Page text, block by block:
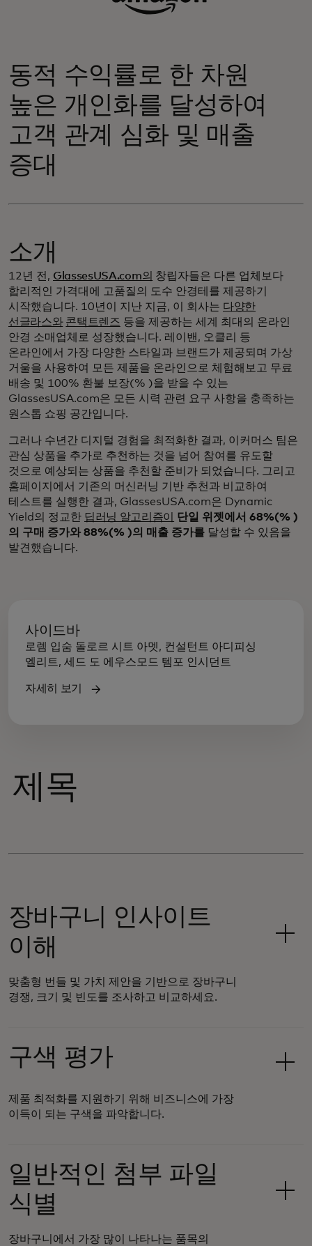
동적 수익률로 한 차원
높은 개인화를 달성하여
고객 관계 심화 및 매출
증대
소개
12년 전, GlassesUSA.com의 창립자들은 다른 업체보다
합리적인 가격대에 고품질의 도수 안경테를 제공하기
시작했습니다. 10년이 지난 지금, 이 회사는 다양한
선글라스와 콘택트렌즈 등을 제공하는 세계 최대의 온라인
안경 소매업체로 성장했습니다. 레이밴, 오클리 등
온라인에서 가장 다양한 스타일과 브랜드가 제공되며 가상
거울을 사용하여 모든 제품을 온라인으로 체험해보고 무료
배송 및 100% 환불 보장(% )을 받을 수 있는
GlassesUSA.com은 모든 시력 관련 요구 사항을 충족하는
원스톱 쇼핑 공간입니다.
그러나 수년간 디지털 경험을 최적화한 결과, 이커머스 팀은
관심 상품을 추가로 추천하는 것을 넘어 참여를 유도할
것으로 예상되는 상품을 추천할 준비가 되었습니다. 그리고
홈페이지에서 기존의 머신러닝 기반 추천과 비교하여
테스트를 실행한 결과, GlassesUSA.com은 Dynamic
Yield의 정교한 딥러닝 알고리즘이
단일 위젯에서 68%(% )
의 구매 증가와 88%(% )의 매출 증가를 달성할 수 있음을
발견했습니다.
사이드바
로렘 입숨 돌로르 시트 아멧, 컨설턴트 아디피싱
엘리트, 세드 도 에우스모드 템포 인시던트
자세히 보기
제목
장바구니 인사이트
이해
맞춤형 번들 및 가치 제안을 기반으로 장바구니
경쟁, 크기 및 빈도를 조사하고 비교하세요.
구색 평가
제품 최적화를 지원하기 위해 비즈니스에 가장
이득이 되는 구색을 파악합니다.
일반적인 첨부 파일
식별
장바구니에서 가장 많이 나타나는 품목의